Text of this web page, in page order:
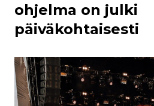
ohjelma on julki
päiväkohtaisesti